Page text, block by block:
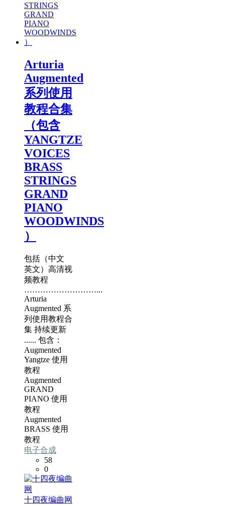
Arturia
Augmented
系列使用
教程合集
（包含
YANGTZE
VOICES
BRASS
STRINGS
GRAND
PIANO
WOODWINDS
）
包括（中文
英文）高清视
频教程
………………………...
Arturia
Augmented 系
列使用教程合
集 持续更新
...... 包含：
Augmented
Yangtze 使用
教程
Augmented
GRAND
PIANO 使用
教程
Augmented
BRASS 使用
教程
电子合成
58
0
十四夜编曲网